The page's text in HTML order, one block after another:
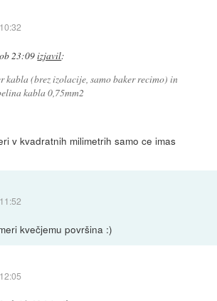
23:09izjavil:
kabla (brez izolacije, samo baker recimo) in
kabla 0,75mm2
v kvadratnih milimetrih samo ce imas
kvečjemu površina :)